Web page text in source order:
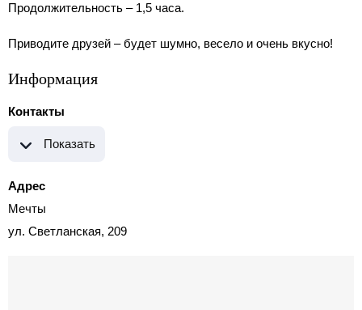
Продолжительность – 1,5 часа.
Приводите друзей – будет шумно, весело и очень вкусно!
Информация
Контакты
Показать
Адрес
Мечты
ул. Светланская, 209